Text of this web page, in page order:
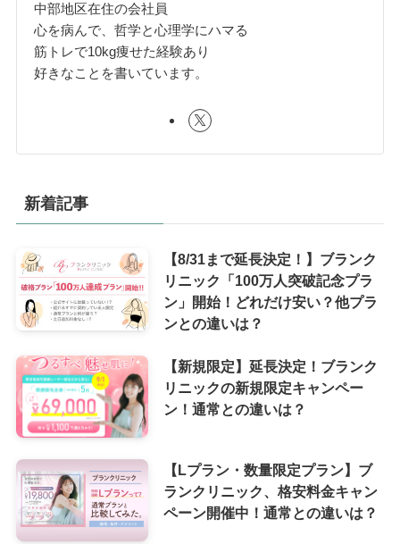
中部地区在住の会社員
心を病んで、哲学と心理学にハマる
筋トレで10kg痩せた経験あり
好きなことを書いています。
新着記事
【8/31まで延長決定！】ブランク
リニック「100万人突破記念プラ
ン」開始！どれだけ安い？他プラ
ンとの違いは？
【新規限定】延長決定！ブランク
リニックの新規限定キャンペー
ン！通常との違いは？
【Lプラン・数量限定プラン】ブ
ランクリニック、格安料金キャン
ペーン開催中！通常との違いは？